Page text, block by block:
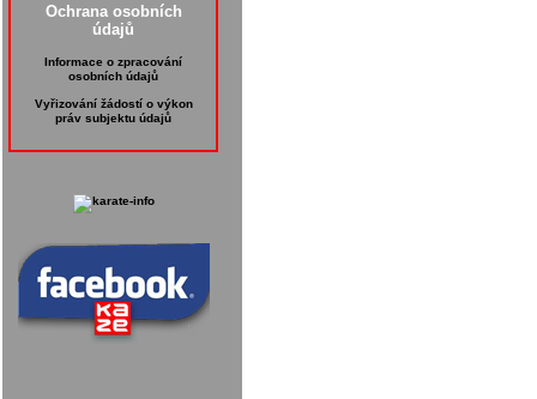
Ochrana osobních
údajů
Informace o zpracování
osobních údajů
Vyřizování žádostí o výkon
práv subjektu údajů